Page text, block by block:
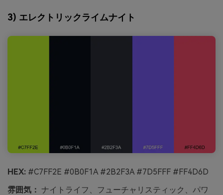
3) エレクトリックライムナイト
HEX: #C7FF2E #0B0F1A #2B2F3A #7D5FFF #FF4D6D
雰囲気： ナイトライフ、フューチャリスティック、パワ